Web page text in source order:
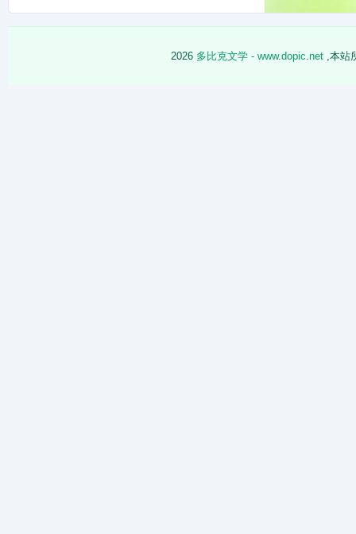
2026 多比克文学 - www.dopic.net ,本站